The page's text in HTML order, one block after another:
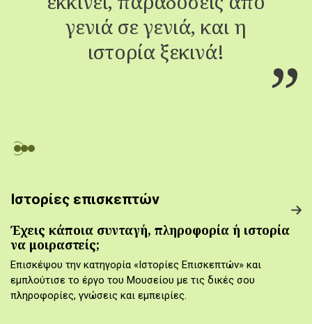
γενιά σε γενιά, και η
ιστορία ξεκινά!
Ιστορίες επισκεπτών
Έχεις κάποια συνταγή, πληροφορία ή ιστορία
να μοιραστείς;
Επισκέψου την κατηγορία «Ιστορίες Επισκεπτών» και
εμπλούτισε το έργο του Μουσείου με τις δικές σου
πληροφορίες, γνώσεις και εμπειρίες.